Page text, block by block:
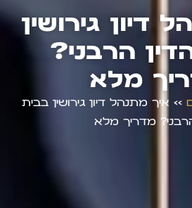
דיון גירושין
הרבני?
מלא
>> איך מתנהל דיון גירושין בבית
מדריך מלא